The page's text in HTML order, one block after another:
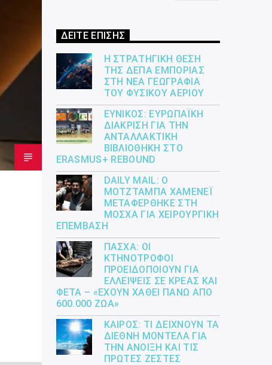
ΔΕΙΤΕ ΕΠΙΣΗΣ
Η ΣΤΡΑΤΗΓΙΚΉ ΘΈΣΗ
ΤΗΣ ΔΕΠΑ ΕΜΠΟΡΊΑΣ
ΣΤΗ ΝΈΑ ΓΕΩΓΡΑΦΊΑ
ΤΟΥ ΦΥΣΙΚΟΎ ΑΕΡΊΟΥ
ΕΎΝΙΚΟΣ: ΕΥΡΩΠΑΪΚΉ
ΔΙΆΚΡΙΣΗ ΓΙΑ ΤΗΝ
ΑΝΤΑΛΛΑΚΤΙΚΉ
ΒΙΒΛΙΟΘΉΚΗ ΣΤΟ
ERASMUS+ REBOUND
DAILY MAIL: Ο
ΜΟΤΖΤΆΜΠΑ ΧΑΜΕΝΕΪ́
ΜΕΤΑΦΈΡΘΗΚΕ ΣΤΗ
ΜΌΣΧΑ ΓΙΑ ΧΕΙΡΟΥΡΓΙΚΉ
ΕΠΈΜΒΑΣΗ
ΠΆΣΧΑ: ΟΙ
ΚΤΗΝΟΤΡΌΦΟΙ
ΠΡΟΕΙΔΟΠΟΙΟΎΝ ΓΙΑ
ΕΛΛΕΊΨΕΙΣ ΣΕ ΚΡΈΑΣ ΚΑΙ
ΦΈΤΑ – «ΈΧΟΥΝ ΧΑΘΕΊ ΠΆΝΩ ΑΠΌ
600.000 ΖΏΑ»
ΚΑΙΡΌΣ: ΤΙ ΔΕΊΧΝΟΥΝ ΤΑ
ΔΙΕΘΝΉ ΜΟΝΤΈΛΑ ΓΙΑ
ΤΗΝ ΆΝΟΙΞΗ ΚΑΙ ΤΙΣ
ΠΡΏΤΕΣ ΖΈΣΤΕΣ